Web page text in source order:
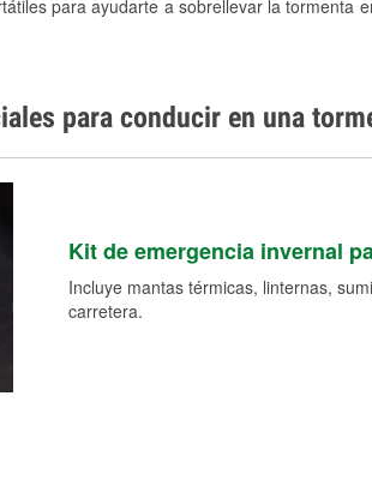
para ayudarte a sobrellevar la tormenta
para conducir en una
Kit de emergencia invernal
Incluye mantas térmicas, linternas,
carretera.